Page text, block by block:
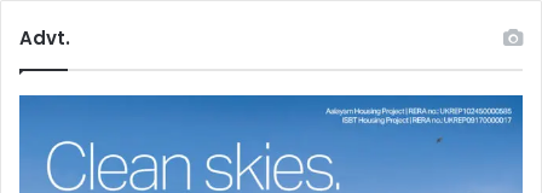
Advt.